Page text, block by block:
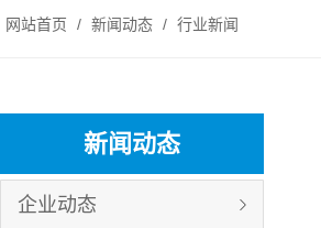
网站首页 / 新闻动态 / 行业新闻
新闻动态
企业动态